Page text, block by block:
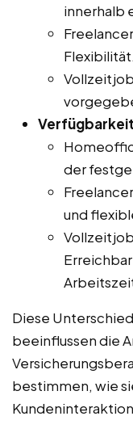
innerhalb
Flexibilität.
der
und
Diese
beeinflussen die
bestimmen, wie